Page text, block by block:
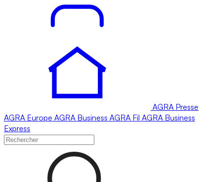
AGRA Presse
AGRA Europe AGRA Business AGRA Fil AGRA Business
Express